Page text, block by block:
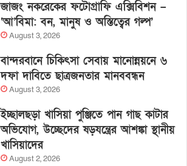
জাজং নকরেকের ফটোগ্রাফি এক্সিবিশন –
‘আ’বিমা: বন, মানুষ ও অস্তিত্বের গল্প’
August 3, 2026
বান্দরবানে চিকিৎসা সেবায় মানোন্নয়নে ৬
দফা দাবিতে ছাত্রজনতার মানববন্ধন
August 3, 2026
ইচ্ছালছড়া খাসিয়া পুঞ্জিতে পান গাছ কাটার
অভিযোগ, উচ্ছেদের ষড়যন্ত্রের আশঙ্কা স্থানীয়
খাসিয়াদের
August 2, 2026